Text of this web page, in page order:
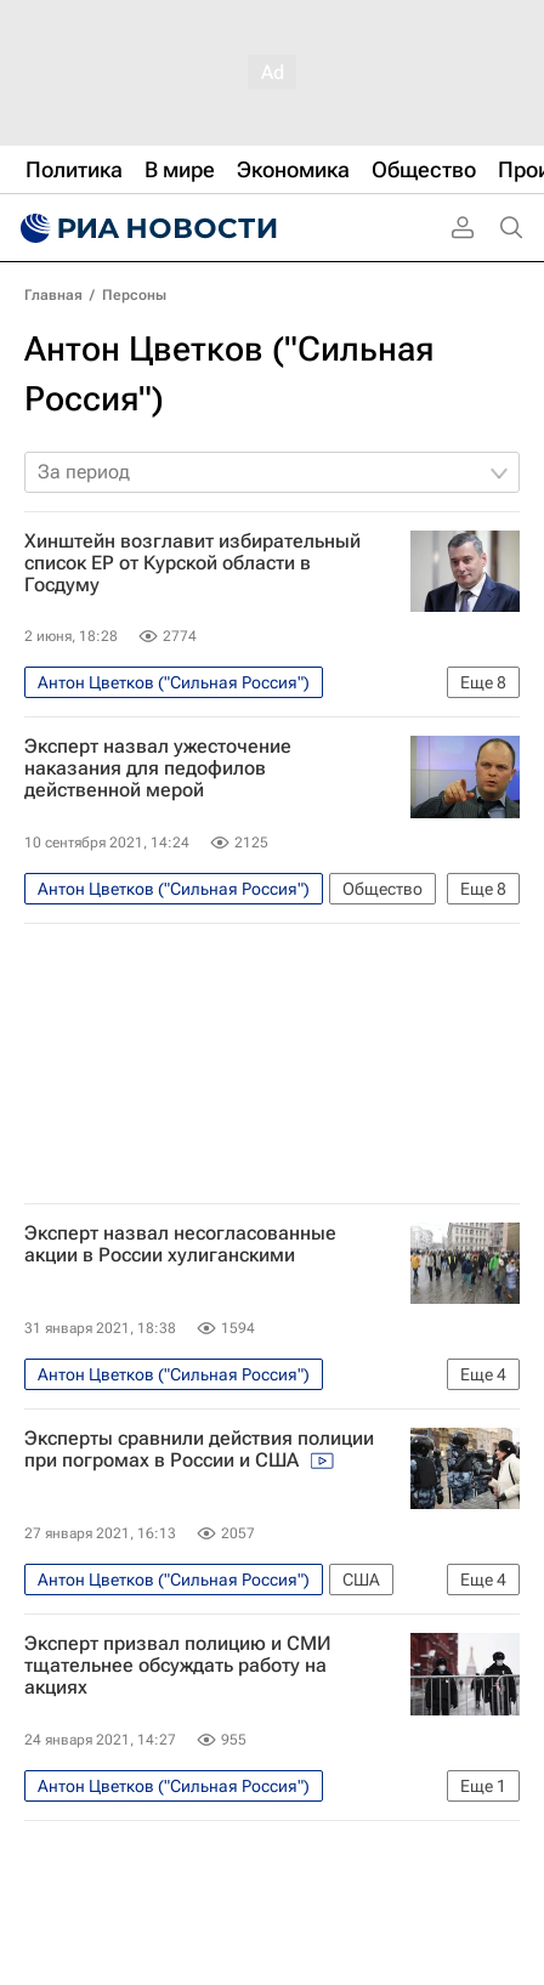
Политика В мире Экономика Общество
Главная / Персоны
Антон Цветков ("Сильная
Россия")
За период
Хинштейн возглавит избирательный
список ЕР от Курской области в
Госдуму
2 июня, 18:28 2774
Еще8
Антон Цветков ("Сильная Россия")
Выборы в Государственную думу
Политика
Курская область
Александр Хинштейн
Единая Россия
Россия
Госдума РФ
Эксперт назвал ужесточение
наказания для педофилов
действенной мерой
10 сентября 2021, 14:24 2125
Еще8
Антон Цветков ("Сильная Россия")
Общество
Андрей Турчак
Александр Хинштейн
Эксперт назвал несогласованные
акции в России хулиганскими
31 января 2021, 18:38 1594
Еще4
Антон Цветков ("Сильная Россия")
Происшествия
Министерство внутренних дел РФ (МВД России)
Сильная Россия
Эксперты сравнили действия полиции
при погромах в России и США
27 января 2021, 16:13 2057
Еще4
Антон Цветков ("Сильная Россия")
США
Федеральная служба безопасности РФ (ФСБ России)
Следственный комитет России (СК РФ)
Алексей Навальный*
Эксперт призвал полицию и СМИ
тщательнее обсуждать работу на
акциях
24 января 2021, 14:27 955
Еще 1
Антон Цветков ("Сильная Россия")
Генеральная прокуратура РФ